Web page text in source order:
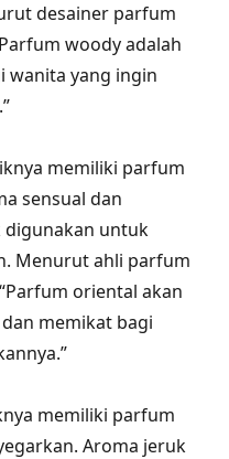
desainer parfum
woody adalah
wanita yang ingin
memiliki parfum
sensual dan
digunakan untuk
Menurut ahli parfum
oriental akan
memikat bagi
memiliki parfum
Aroma jeruk